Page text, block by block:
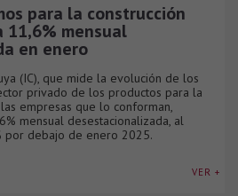
para la construcción
11,6% mensual
en enero
(IC), que mide la evolución de los
privado de los productos para la
empresas que lo conforman,
mensual desestacionalizada, al
por debajo de enero 2025.
VER +